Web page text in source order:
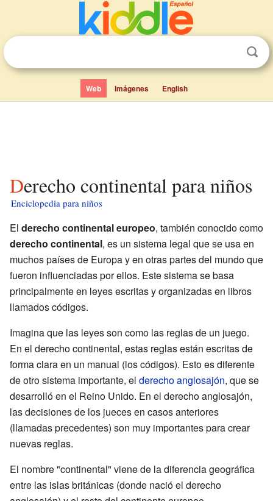
Web Imágenes English
Derecho continental para niños
Enciclopedia para niños
El derecho continental europeo, también conocido como
derecho continental, es un sistema legal que se usa en
muchos países de Europa y en otras partes del mundo que
fueron influenciadas por ellos. Este sistema se basa
principalmente en leyes escritas y organizadas en libros
llamados códigos.
Imagina que las leyes son como las reglas de un juego.
En el derecho continental, estas reglas están escritas de
forma clara en un manual (los códigos). Esto es diferente
de otro sistema importante, el derecho anglosajón, que se
desarrolló en el Reino Unido. En el derecho anglosajón,
las decisiones de los jueces en casos anteriores
(llamadas precedentes) son muy importantes para crear
nuevas reglas.
El nombre "continental" viene de la diferencia geográfica
entre las islas británicas (donde nació el derecho